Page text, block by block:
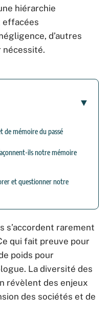
hiérarchie
effacées
d’autres
nécessité.
de mémoire du passé
ils notre mémoire
et questionner notre
s’accordent rarement
qui fait preuve pour
poids pour
La diversité des
révèlent des enjeux
des sociétés et de